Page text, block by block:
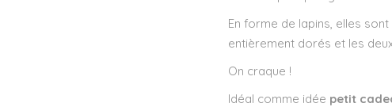
En forme de lapins, elles
entièrement dorés et les
On craque !
Idéal comme idée petit